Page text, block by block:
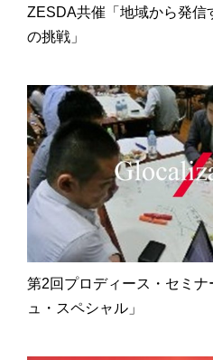
ZESDA共催「地域から発信
の挑戦」
第2回プロディース・セミ
ュ・スペシャル」